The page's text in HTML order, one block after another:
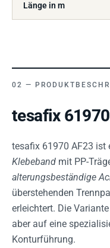
Länge in m
tesafix
tesafix 61970 AF23 ist
Klebeband mit PP-
alterungsbeständige
überstehenden
erleichtert. Die
aber auf eine
Konturführung.